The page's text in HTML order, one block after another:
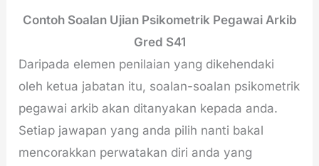
Contoh Soalan Ujian PsikometrikPegawai Arkib
Gred S41
Daripada elemen penilaian yang dikehendaki
oleh ketua jabatan itu, soalan-soalan psikometrik
pegawai arkib akan ditanyakan kepada anda.
Setiap jawapan yang anda pilih nanti bakal
mencorakkan perwatakan diri anda yang